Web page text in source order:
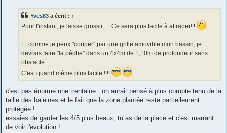
Yves83 a écrit : ↑
Pour l'instant, je laisse grossir..... Ce sera plus facile à attraper!!!
Et comme je peux "couper" par une grille amovible mon bassin, je
devrais faire "la pêche" dans un 4x4m de 1,10m de profondeur sans
obstacle..
C'est quand même plus facile !!!!
c'est pas énorme une trentaine...on aurait pensé à plus compte tenu de la
taille des baleines et le fait que la zone plantée reste partiellement
protégée !
essaies de garder les 4/5 plus beaux, tu as de la place et c'est marrant
de voir l'évolution !